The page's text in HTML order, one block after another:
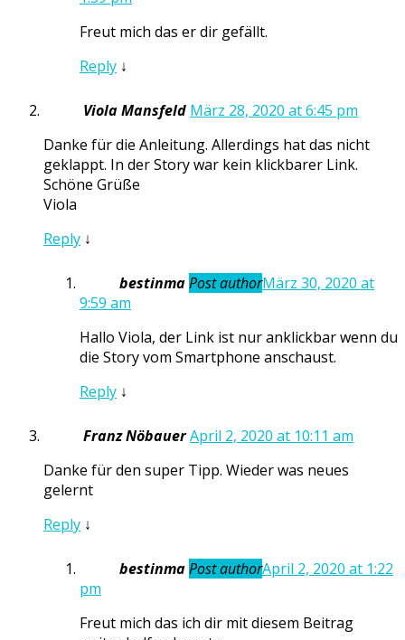
Freut mich das er dir gefällt.
Reply ↓
Viola Mansfeld März 28, 2020 at 6:45 pm
Danke für die Anleitung. Allerdings hat das nicht
geklappt. In der Story war kein klickbarer Link.
Schöne Grüße
Viola
Reply ↓
bestinmaPost authorMärz 30, 2020 at
9:59 am
Hallo Viola, der Link ist nur anklickbar wenn du
die Story vom Smartphone anschaust.
Reply ↓
Franz NöbauerApril 2, 2020 at 10:11 am
Danke für den super Tipp. Wieder was neues
gelernt
Reply ↓
bestinmaPost authorApril 2, 2020 at 1:22
pm
Freut mich das ich dir mit diesem Beitrag